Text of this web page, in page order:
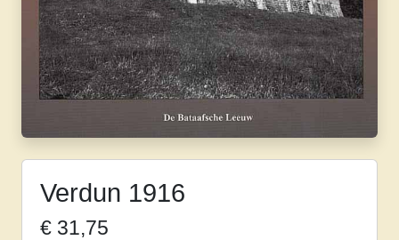
Verdun 1916
€ 31,75